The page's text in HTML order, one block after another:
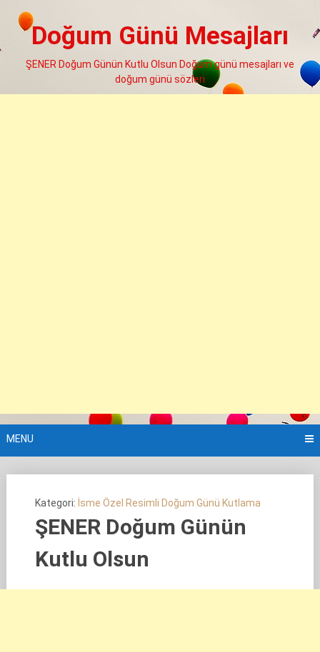
Doğum Günü Mesajları
ŞENER Doğum Günün Kutlu Olsun Doğum günü mesajları ve
doğum günü sözleri
MENU
Kategori: İsme Özel Resimli Doğum Günü Kutlama
ŞENER Doğum Günün
Kutlu Olsun